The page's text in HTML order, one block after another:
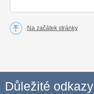
Na začátek stránky
Důležité odkazy